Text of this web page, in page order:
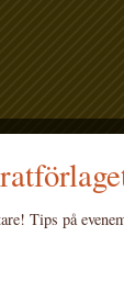
Tips på